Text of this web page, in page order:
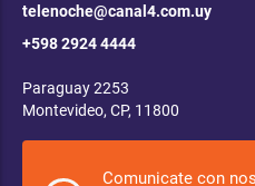
telenoche@canal4.com.uy
+598 2924 4444
Paraguay 2253
Montevideo, CP, 11800
Comunicate con